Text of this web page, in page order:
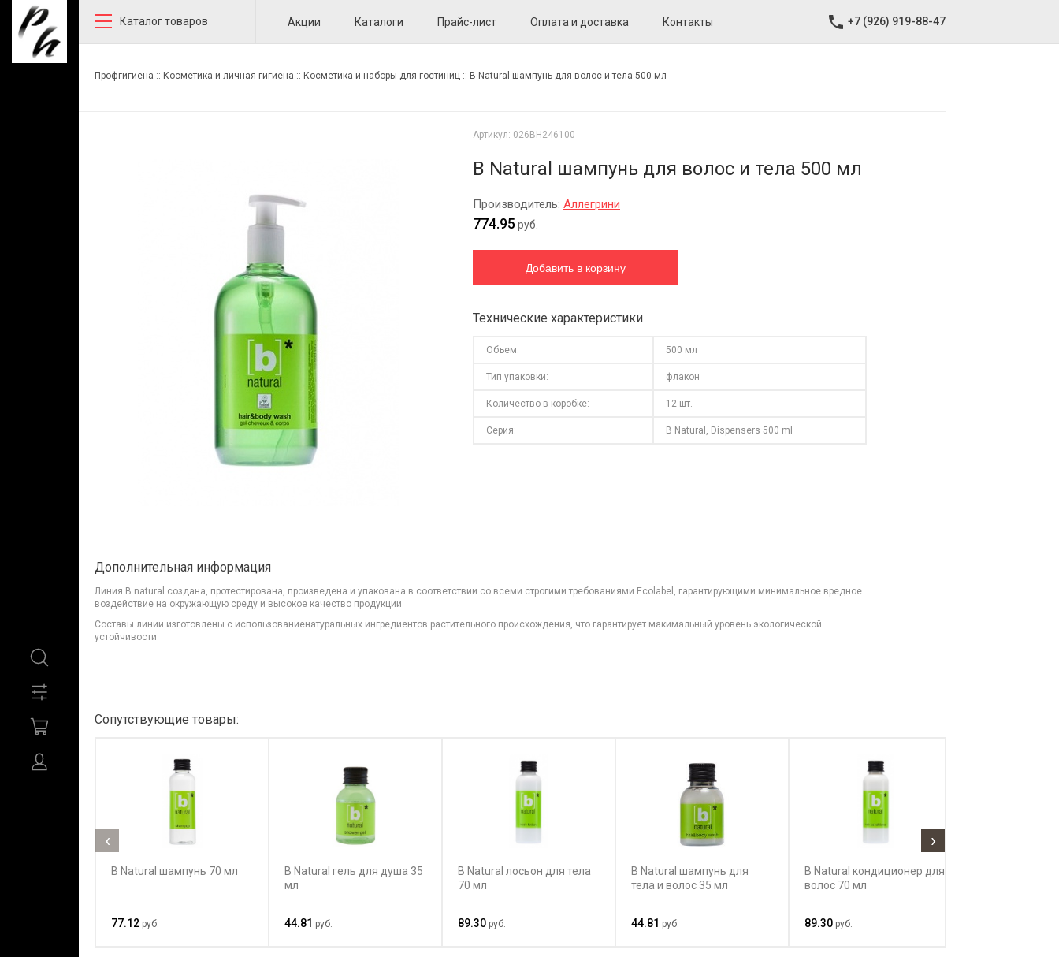
Каталог товаров Акции Каталоги Прайс-лист Оплата и доставка Контакты +7 (926) 919-88-47
Профгигиена :: Косметика и личная гигиена :: Косметика и наборы для гостиниц :: B Natural шампунь для волос и тела 500 мл
Артикул: 026BH246100
B Natural шампунь для волос и тела 500 мл
Производитель: Аллегрини
774.95руб.
Технические характеристики
Объем: 500 мл
Тип упаковки: флакон
Количество в коробке: 12 шт.
Серия: B Natural, Dispensers 500 ml
Дополнительная информация
Линия B natural создана, протестирована, произведена и упакована в соответствии со всеми строгими требованиями Ecolabel, гарантирующими минимальное вредное
воздействие на окружающую среду и высокое качество продукции
Составы линии изготовлены с использованиенатуральных ингредиентов растительного происхождения, что гарантирует макимальный уровень экологической
устойчивости
Сопутствующие товары:
B Natural шампунь 70 мл
77.12 руб.
B Natural гель для душа 35
мл
44.81 руб.
B Natural лосьон для тела
70 мл
89.30 руб.
B Natural шампунь для
тела и волос 35 мл
44.81 руб.
B Natural кондиционер для
волос 70 мл
89.30 руб.
‹ ›